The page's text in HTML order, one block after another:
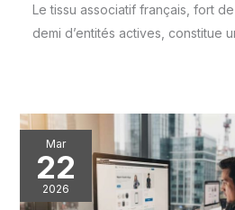
Le tissu associatif français, fort
demi d’entités actives, constitue
Mar
22
2026